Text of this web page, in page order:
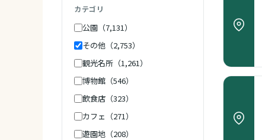
カテゴリ
公園（7,131）
その他（2,753）
観光名所（1,261）
博物館（546）
飲食店（323）
カフェ（271）
遊園地（208）